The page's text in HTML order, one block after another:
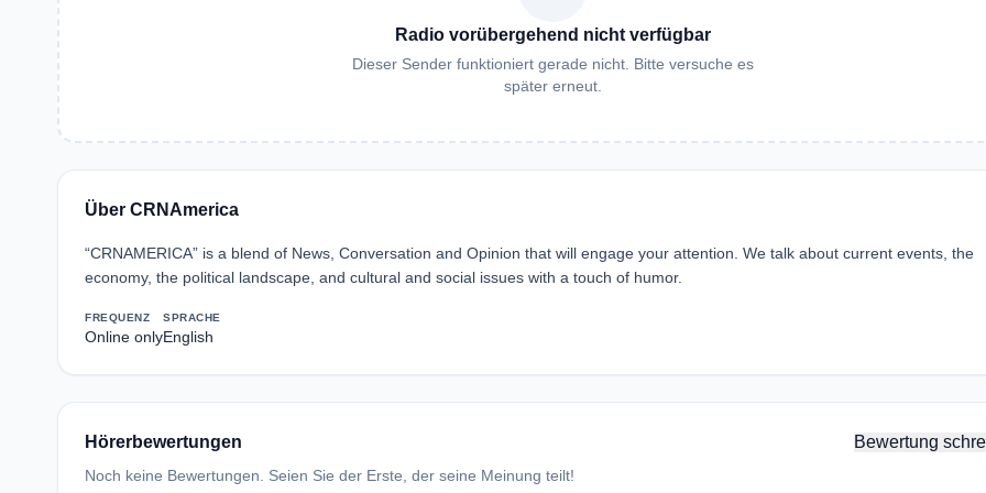
Radio vorübergehend nicht verfügbar
Dieser Sender funktioniert gerade nicht. Bitte versuche es
später erneut.
Über CRNAmerica
“CRNAMERICA” is a blend of News, Conversation and Opinion that will engage your attention. We talk about current events, the
economy, the political landscape, and cultural and social issues with a touch of humor.
FREQUENZ
Online only
SPRACHE
English
Hörerbewertungen Bewertung
Noch keine Bewertungen. Seien Sie der Erste, der seine Meinung teilt!